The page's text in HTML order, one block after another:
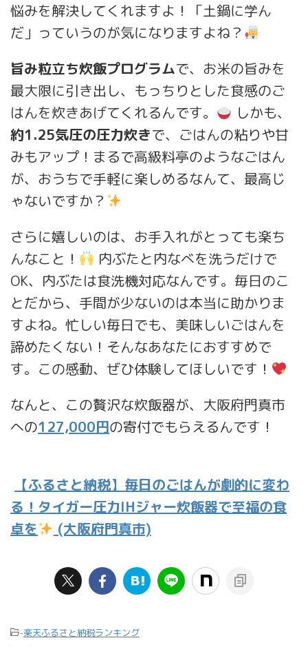
悩みを解決してくれますよ！「土鍋に学ん
だ」っていうのが気になりますよね？
旨み粒立ち炊飯プログラムで、お米の旨みを
最大限に引き出し、もっちりとした食感のご
はんを炊きあげてくれるんです。
しかも、
約1.25気圧の圧力炊きで、ごはんの粘りや甘
みもアップ！まるで高級料亭のようなごはん
が、おうちで手軽に楽しめるなんて、最高じ
ゃないですか？
さらに嬉しいのは、お手入れがとっても楽ち
んなこと！
内ぶたと内なべを洗うだけで
OK、内ぶたは食洗機対応なんです。毎日のこ
とだから、手間が少ないのは本当に助かりま
すよね。忙しい毎日でも、美味しいごはんを
諦めたくない！そんなあなたにおすすめで
す。この感動、ぜひ体験してほしいです！
なんと、この贅沢な炊飯器が、大阪府門真市
への127,000円の寄付でもらえるんです！
【ふるさと納税】毎日のごはんが劇的に変わ
る！タイガー圧力IHジャー炊飯器で至福の食
卓を
(大阪府門真市)
-楽天ふるさと納税ランキング